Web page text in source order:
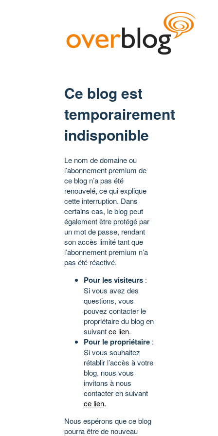
Ce blog est
temporairement
indisponible
Le nom de domaine ou
l’abonnement premium de
ce blog n’a pas été
renouvelé, ce qui explique
cette interruption. Dans
certains cas, le blog peut
également être protégé par
un mot de passe, rendant
son accès limité tant que
l’abonnement premium n’a
pas été réactivé.
Pour les visiteurs :
Si vous avez des
questions, vous
pouvez contacter le
propriétaire du blog en
suivantce lien.
Pour le propriétaire :
Si vous souhaitez
rétablir l’accès à votre
blog, nous vous
invitons à nous
contacter en suivant
ce lien.
Nous espérons que ce blog
pourra être de nouveau